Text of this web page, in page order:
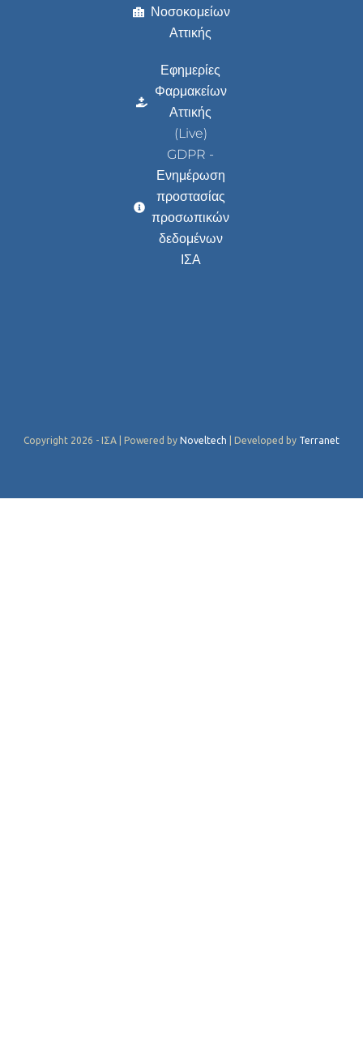
Νοσοκομείων
Αττικής
Εφημερίες
Φαρμακείων
Αττικής
(Live)
GDPR -
Ενημέρωση
προστασίας
προσωπικών
δεδομένων
ΙΣΑ
Copyright 2026 - ΙΣΑ | Powered by Noveltech | Developed by Terranet